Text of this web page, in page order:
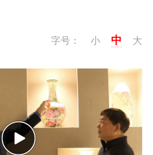
字号： 小 中 大